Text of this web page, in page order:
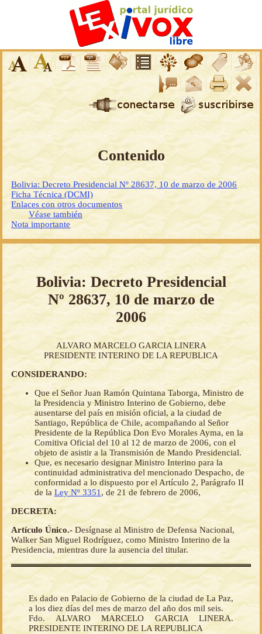
Contenido
Bolivia: Decreto Presidencial Nº 28637, 10 de marzo de 2006
Ficha Técnica (DCMI)
Enlaces con otros documentos
Véase también
Nota importante
Bolivia: Decreto Presidencial
Nº 28637, 10 de marzo de
2006
ALVARO MARCELO GARCIA LINERA
PRESIDENTE INTERINO DE LA REPUBLICA
CONSIDERANDO:
Que el Señor Juan Ramón Quintana Taborga, Ministro de
la Presidencia y Ministro Interino de Gobierno, debe
ausentarse del país en misión oficial, a la ciudad de
Santiago, República de Chile, acompañando al Señor
Presidente de la República Don Evo Morales Ayma, en la
Comitiva Oficial del 10 al 12 de marzo de 2006, con el
objeto de asistir a la Transmisión de Mando Presidencial.
Que, es necesario designar Ministro Interino para la
continuidad administrativa del mencionado Despacho, de
conformidad a lo dispuesto por el Artículo 2, Parágrafo II
de la Ley Nº 3351 , de 21 de febrero de 2006,
DECRETA:
Artículo Único.- Desígnase al Ministro de Defensa Nacional,
Walker San Miguel Rodríguez, como Ministro Interino de la
Presidencia, mientras dure la ausencia del titular.
Es dado en Palacio de Gobierno de la ciudad de La Paz,
a los diez días del mes de marzo del año dos mil seis.
Fdo. ALVARO MARCELO GARCIA LINERA.
PRESIDENTE INTERINO DE LA REPUBLICA